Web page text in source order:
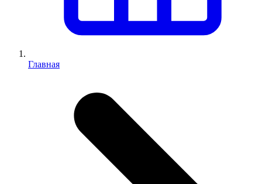
Главная